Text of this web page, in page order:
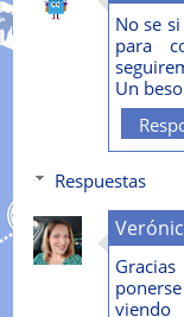
No se
para
Un beso
Respuestas
viendo